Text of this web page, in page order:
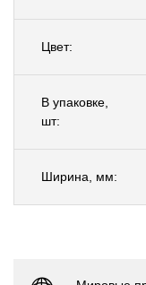
Цвет:
В упаковке,
шт:
Ширина, мм: